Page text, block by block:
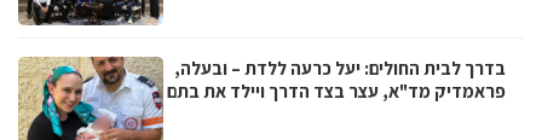
בדרך לבית החולים: יעל כרעה ללדת – ובעלה,
פראמדיק מד"א, עצר בצד הדרך ויילד את בתם